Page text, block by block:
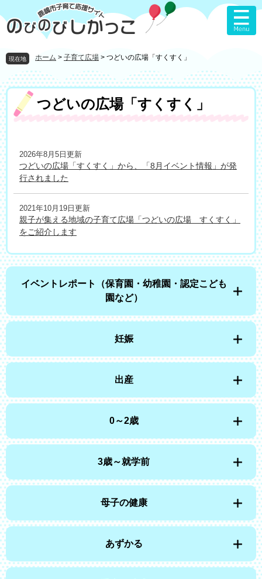
ー
ジ
先
頭
す
。
ニ
ュ
を
飛
し
て
本
文
へ
現在地 ホーム > 子育て広場 > つどいの広場「すくすく」
本
文
つどいの広場「すくすく」
2026年8月5日更新
つどいの広場「すくすく」から、「8月イベント情報」が発
行されました
2021年10月19日更新
親子が集える地域の子育て広場「つどいの広場 すくすく」
をご紹介します
イベントレポート（保育園・幼稚園・認定こども
園など）
妊娠
出産
0～2歳
3歳～就学前
母子の健康
あずかる